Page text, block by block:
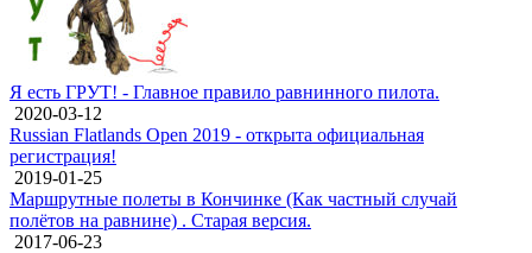
Я есть ГРУТ! - Главное правило равнинного пилота.
2020-03-12
Russian Flatlands Open 2019 - открыта официальная
регистрация!
2019-01-25
Маршрутные полеты в Кончинке (Как частный случай
полётов на равнине) . Старая версия.
2017-06-23